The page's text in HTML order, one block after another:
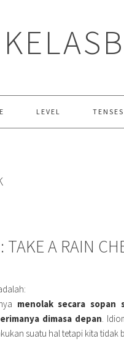
LEVEL TENSES
TAKE A RAIN
menolak secara sopan
dimasa depan.
suatu hal tetapi kita tidak